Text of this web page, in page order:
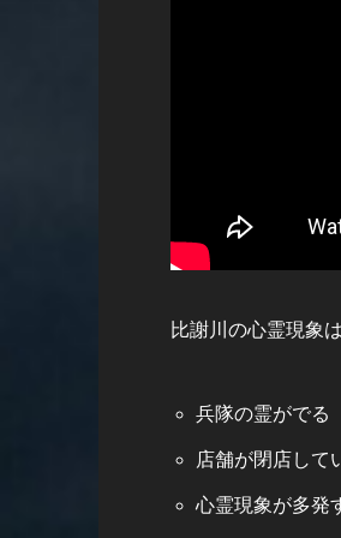
比謝川の心霊現象は
兵隊の霊がでる
店舗が閉店して
心霊現象が多発